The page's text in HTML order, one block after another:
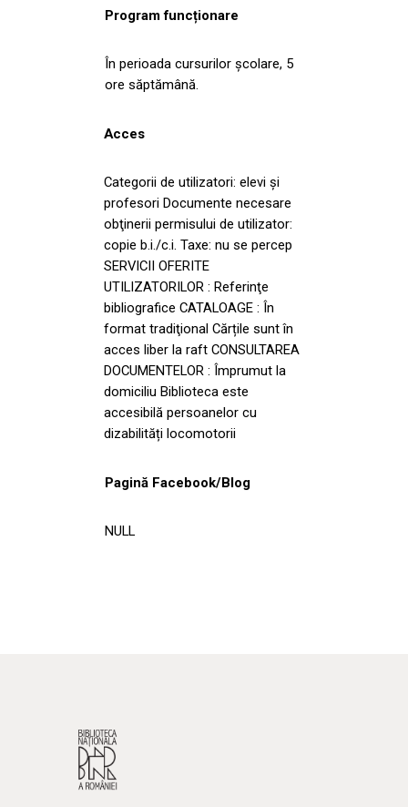
Program funcționare
În perioada cursurilor școlare, 5
ore săptămână.
Acces
Categorii de utilizatori: elevi și
profesori Documente necesare
obţinerii permisului de utilizator:
copie b.i./c.i. Taxe: nu se percep
SERVICII OFERITE
UTILIZATORILOR : Referinţe
bibliografice CATALOAGE : În
format tradiţional Cărțile sunt în
acces liber la raft CONSULTAREA
DOCUMENTELOR : Împrumut la
domiciliu Biblioteca este
accesibilă persoanelor cu
dizabilități locomotorii
Pagină Facebook/Blog
NULL